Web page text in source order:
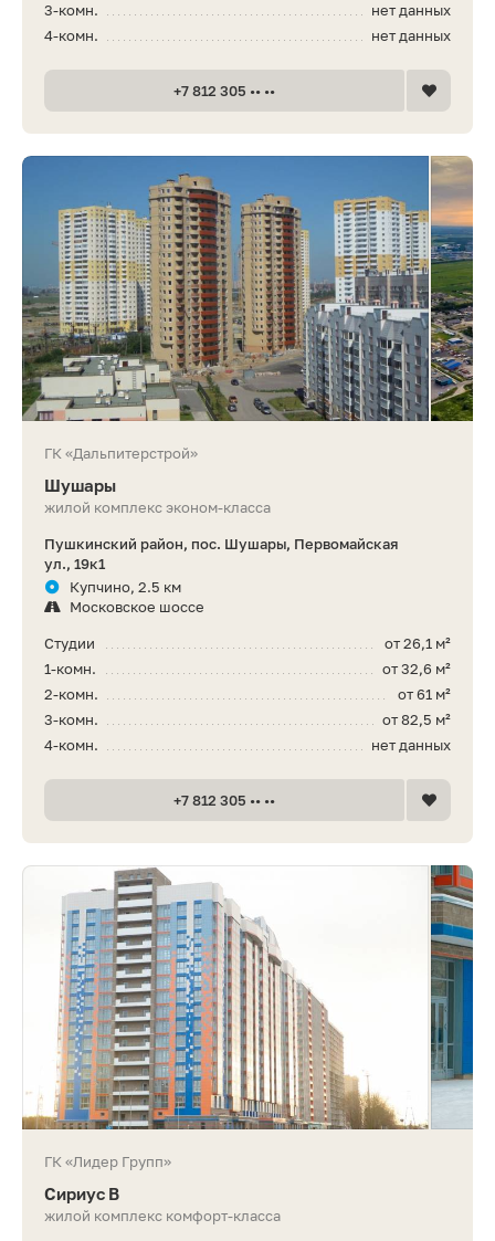
нет данных
3-комн.
нет данных
4-комн.
+7 812 305 •• ••
ГК «Дальпитерстрой»
Шушары
жилой комплекс эконом-класса
Пушкинский район, пос. Шушары, Первомайская
ул., 19к1
Купчино, 2.5 км
Московское шоссе
от 26,1 м²
Студии
от 32,6 м²
1-комн.
от 61 м²
2-комн.
от 82,5 м²
3-комн.
нет данных
4-комн.
+7 812 305 •• ••
ГК «Лидер Групп»
Сириус В
жилой комплекс комфорт-класса